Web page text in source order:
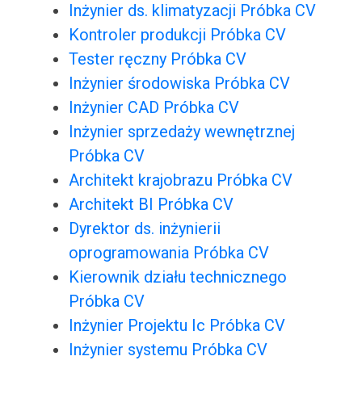
Inżynier ds. klimatyzacji Próbka CV
Kontroler produkcji Próbka CV
Tester ręczny Próbka CV
Inżynier środowiska Próbka CV
Inżynier CAD Próbka CV
Inżynier sprzedaży wewnętrznej
Próbka CV
Architekt krajobrazu Próbka CV
Architekt BI Próbka CV
Dyrektor ds. inżynierii
oprogramowania Próbka CV
Kierownik działu technicznego
Próbka CV
Inżynier Projektu Ic Próbka CV
Inżynier systemu Próbka CV